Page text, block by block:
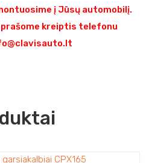
į Jūsų automobilį.
kreiptis telefonu